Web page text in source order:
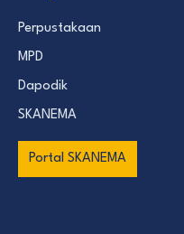
Perpustakaan
MPD
Dapodik
SKANEMA
Portal SKANEMA